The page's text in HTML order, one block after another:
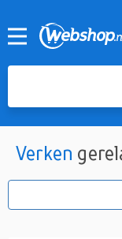
Verken